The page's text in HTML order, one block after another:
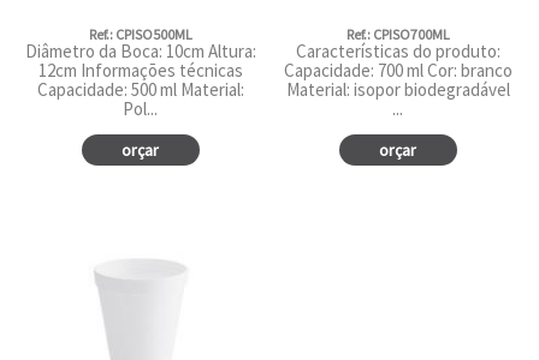
Ref.: CPISO500ML
Diâmetro da Boca: 10cm Altura:
12cm Informações técnicas
Capacidade: 500 ml Material:
Pol...
orçar
Ref.: CPISO700ML
Características do produto:
Capacidade: 700 ml Cor: branco
Material: isopor biodegradável
...
orçar